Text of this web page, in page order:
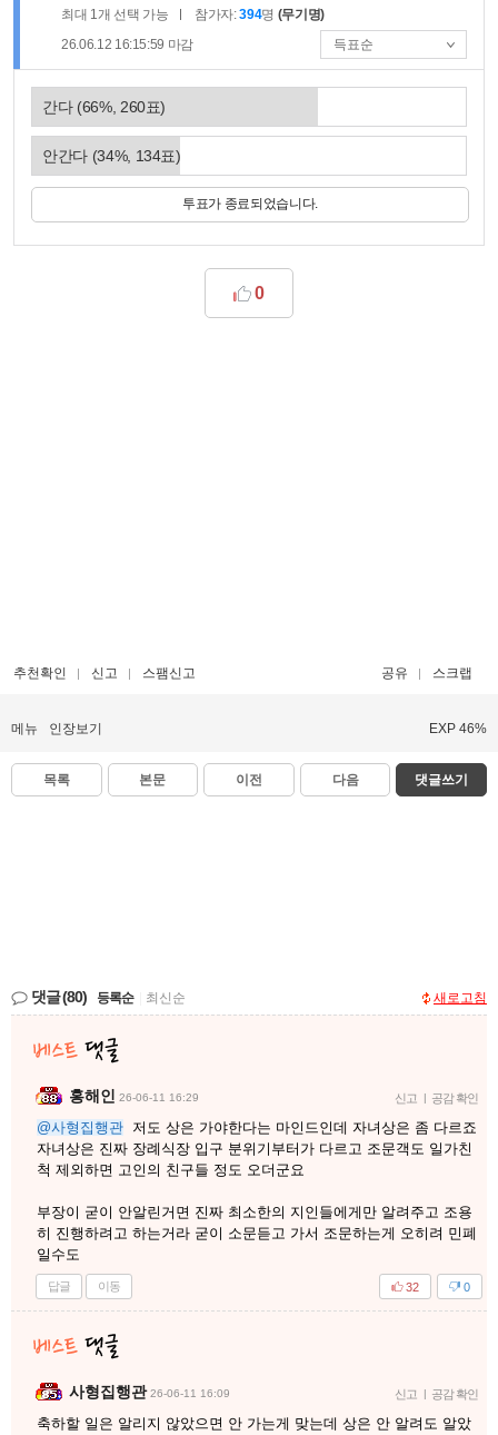
목
:
최대 1개 선택 가능 참가자:394명 (무기명)
26.06.12 16:15:59 마감
간다 (66%, 260표)
안간다 (34%, 134표)
투표가 종료되었습니다.
0
추천확인 신고 스팸신고 공유 스크랩
메뉴 인장보기 EXP 46%
목록 본문 이전 다음 댓글쓰기
댓글(80) 등록순 최신순 새로고침
홍해인 26-06-11 16:29 신고 공감 확인
@사형집행관 저도 상은 가야한다는 마인드인데 자녀상은 좀 다르죠
자녀상은 진짜 장례식장 입구 분위기부터가 다르고 조문객도 일가친
척 제외하면 고인의 친구들 정도 오더군요
부장이 굳이 안알린거면 진짜 최소한의 지인들에게만 알려주고 조용
히 진행하려고 하는거라 굳이 소문듣고 가서 조문하는게 오히려 민폐
일수도
답글 이동 0
32
사형집행관 26-06-11 16:09 신고 공감 확인
축하할 일은 알리지 않았으면 안 가는게 맞는데 상은 안 알려도 알았